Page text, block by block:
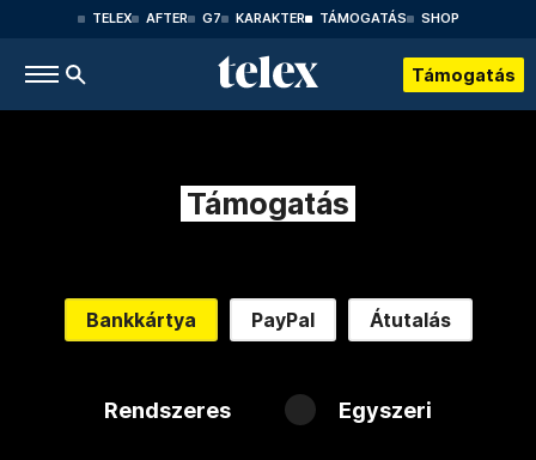
TELEX AFTER G7 KARAKTER TÁMOGATÁS SHOP
Támogatás
Támogatás
Bankkártya PayPal Átutalás
Rendszeres Egyszeri